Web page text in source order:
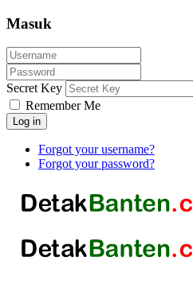
Masuk
Secret Key
Remember Me
Log in
Forgot your username?
Forgot your password?